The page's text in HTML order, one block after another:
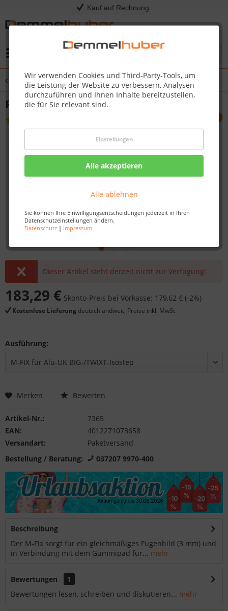
Kauf auf Rechnung
Wir verwenden Cookies und Third-Party-Tools, um
die Leistung der Website zu verbessern, Analysen
durchzuführen und Ihnen Inhalte bereitzustellen,
die für Sie relevant sind.
Einstellungen
Alle akzeptieren
Alle ablehnen
Sie können Ihre Einwilligungsentscheidungen jederzeit in Ihren
Datenschutzeinstellungen ändern.
Datenschutz| Impressum
Übersicht Plattenverlegung
Plattenlager M-FIX / M-FIX-H / -FIX-I
Dieser Artikel steht derzeit nicht zur Verfügung!
183,29 € Skonto-Preis bei Vorkasse: 179,62 € (-2%)
Kostenlose Lieferung deutschlandweit, Preise inkl. MwSt.
Ausführung:
Merken Bewerten
Artikel-Nr.:
7365
EAN:
4012271073658
Versandart:
Paketversand
Bestellung / Beratung:
037207 9970-400
Beschreibung
Der M-Fix sorgt für ein gleichmäßiges Fugenbild (3 mm) und
in Verbindung mit dem Gummipad für... mehr
Bewertungen
1
Bewertungen lesen, schreiben und diskutieren... mehr